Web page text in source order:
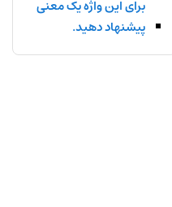
برای این واژه یک معنی
پیشنهاد دهید.